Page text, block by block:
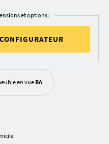
et options:
en vue RA